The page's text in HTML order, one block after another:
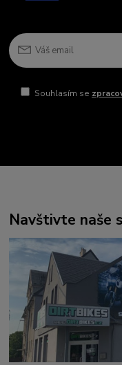
Souhlasím se
Navštivte naše